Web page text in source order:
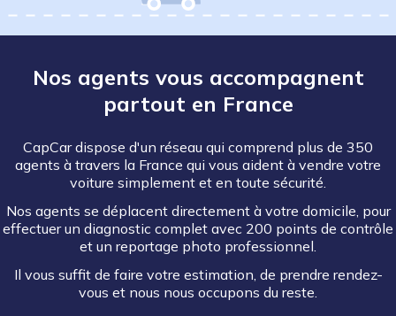
Nos agents vous accompagnent
partout en France
CapCar dispose d'un réseau qui comprend plus de 350
agents à travers la France qui vous aident à vendre votre
voiture simplement et en toute sécurité.
Nos agents se déplacent directement à votre domicile, pour
effectuer un diagnostic complet avec 200 points de contrôle
et un reportage photo professionnel.
Il vous suffit de faire votre estimation, de prendre rendez-
vous et nous nous occupons du reste.